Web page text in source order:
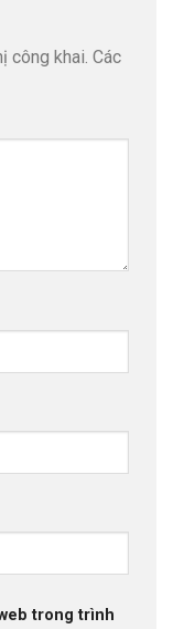
công khai. Các
trong trình